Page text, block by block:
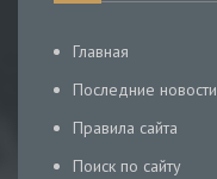
Главная
Последние новости
Правила сайта
Поиск по сайту